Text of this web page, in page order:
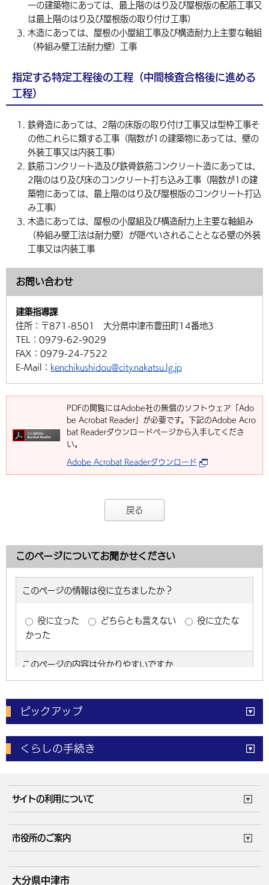
一の建築物にあっては、最上階のはり及び屋根版の配筋工事又
は最上階のはり及び屋根版の取り付け工事）
木造にあっては、屋根の小屋組工事及び構造耐力上主要な軸組
（枠組み壁工法耐力壁）工事
指定する特定工程後の工程（中間検査合格後に進める
工程）
鉄骨造にあっては、2階の床版の取り付け工事又は型枠工事そ
の他これらに類する工事（階数が1の建築物にあっては、壁の
外装工事又は内装工事）
鉄筋コンクリート造及び鉄骨鉄筋コンクリート造にあっては、
2階のはり及び床のコンクリート打ち込み工事（階数が1の建
築物にあっては、最上階のはり及び屋根版のコンクリート打込
み工事）
木造にあっては、屋根の小屋組及び構造耐力上主要な軸組み
（枠組み壁工法は耐力壁）が隠ぺいされることとなる壁の外装
工事又は内装工事
お問い合わせ
建築指導課
住所： 〒871-8501 大分県中津市豊田町14番地3
TEL： 0979-62-9029
FAX： 0979-24-7522
E-Mail： kenchikushidou@city.nakatsu.lg.jp
PDFの閲覧にはAdobe社の無償のソフトウェア「Ado
be Acrobat Reader」が必要です。下記のAdobe Acro
bat Readerダウンロードページから入手してくださ
い。
Adobe Acrobat Readerダウンロード
戻る
このページについてお聞かせください
ピックアップ
電子申請 窓口の混雑状況
体育施設予約状況 ご意見・ご要望
くらしの手続き
成人・仕事
住まい・引越 ごみ・環境
健康・医療 障がい・福祉
高齢・介護
サイトの利用について
サイトマップ
市役所のご案内
庁舎地図 組織案内
大分県中津市